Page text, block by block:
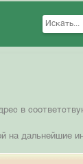
в
на дальнейшие